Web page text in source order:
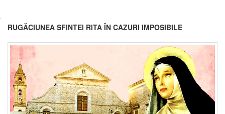
RUGĂCIUNEA SFINTEI RITA ÎN CAZURI IMPOSIBILE